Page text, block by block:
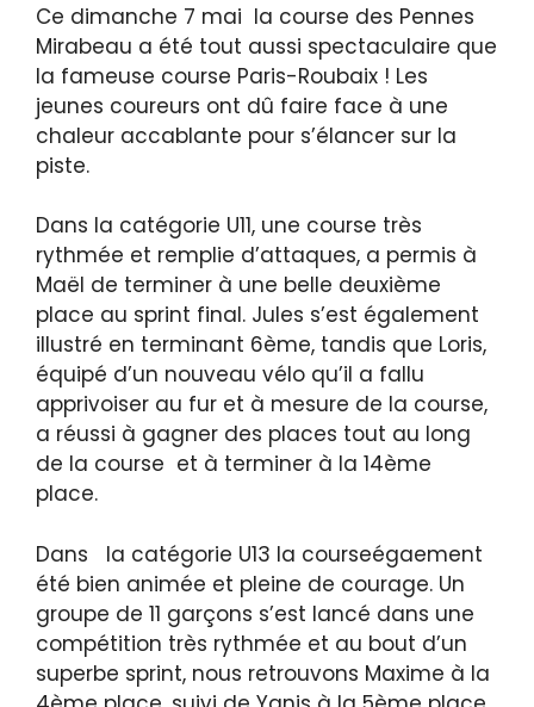
Ce dimanche 7 mai la course des Pennes
Mirabeau a été tout aussi spectaculaire que
la fameuse course Paris-Roubaix ! Les
jeunes coureurs ont dû faire face à une
chaleur accablante pour s’élancer sur la
piste.
Dans la catégorie U11, une course très
rythmée et remplie d’attaques, a permis à
Maël de terminer à une belle deuxième
place au sprint final. Jules s’est également
illustré en terminant 6ème, tandis que Loris,
équipé d’un nouveau vélo qu’il a fallu
apprivoiser au fur et à mesure de la course,
a réussi à gagner des places tout au long
de la course et à terminer à la 14ème
place.
Dans la catégorie U13 la courseégaement
été bien animée et pleine de courage. Un
groupe de 11 garçons s’est lancé dans une
compétition très rythmée et au bout d’un
superbe sprint, nous retrouvons Maxime à la